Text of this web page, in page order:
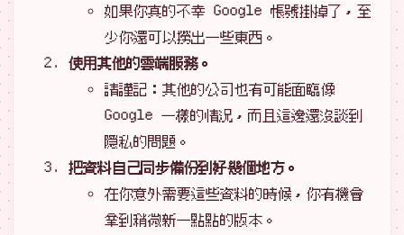
如果你真的不幸 Google 帳號掛掉了，至
少你還可以撈出一些東西。
使用其他的雲端服務。
請謹記：其他的公司也有可能面臨像
Google 一樣的情況，而且這邊還沒談到
隱私的問題。
把資料自己同步備份到好幾個地方。
在你意外需要這些資料的時候，你有機會
拿到稍微新一點點的版本。